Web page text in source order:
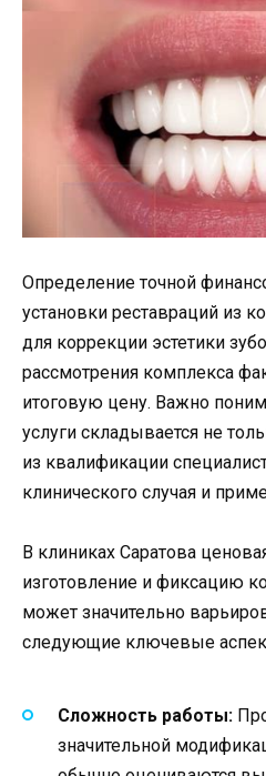
Определение точной
установки реставраций из
для коррекции эстетики
рассмотрения комплекса
итоговую цену. Важно
услуги складывается не
из квалификации
клинического случая и
В клиниках Саратова
изготовление и фиксацию
может значительно
следующие ключевые
Сложность работы:
значительной